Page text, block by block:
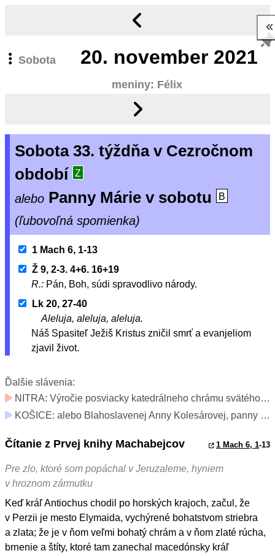
Sobota 20. november 2021
meniny: Félix
Sobota 33. týždňa v Cezročnom
období
Z
alebo Panny Márie v sobotu B
(ľubovoľná spomienka)
1 Mach 6, 1-13
Ž 9, 2-3. 4+6. 16+19
R.: Pán, Boh, súdi spravodlivo národy.
Lk 20, 27-40
Aleluja, aleluja, aleluja.
Náš Spasiteľ Ježiš Kristus zničil smrť a evanjeliom
zjavil život.
Ďalšie slávenia:
NITRA: Výročie posviacky katedrálneho chrámu svätého Emeráma v Nitre (v diecéze sviatok; v katedrále-bazilike slávnosť)
KOŠICE: alebo Blahoslavenej Anny Kolesárovej, panny a mučenice (ľubovoľná spomienka)
Čítanie z Prvej knihy Machabejcov 1 Mach 6, 1-13
Pre zlo, ktoré som popáchal v Jeruzaleme, hyniem
v hroznom zármutku
Keď kráľ Antiochus chodil po horských krajoch, začul, že
v Perzii je mesto Elymaida, vychýrené bohatstvom striebra
a zlata; že je v ňom veľmi bohatý chrám a v ňom zlaté rúcha,
brnenie a štíty, ktoré tam zanechal macedónsky kráľ